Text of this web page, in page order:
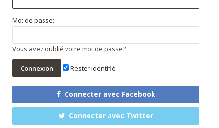
Rechercher dans les forums Messages récents
Mot de passe:
Vous avez oublié votre mot de passe?
Rester identifié
Connecter avec Facebook
Connecter avec Twitter